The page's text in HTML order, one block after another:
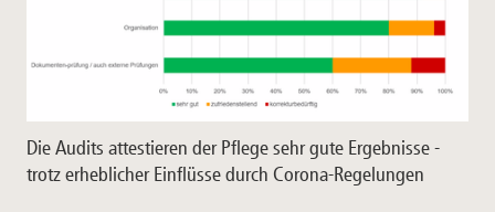
Die Audits attestieren der Pflege sehr gute Ergebnisse -
trotz erheblicher Einflüsse durch Corona-Regelungen